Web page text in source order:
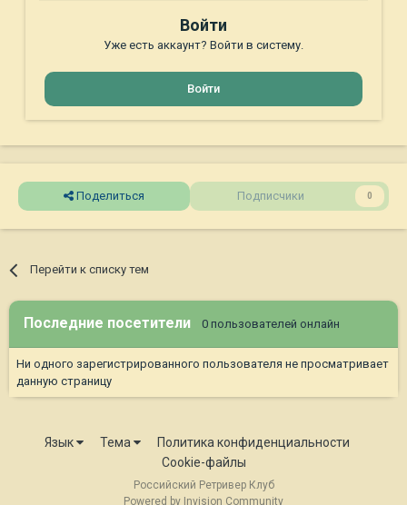
Войти
Уже есть аккаунт? Войти в систему.
Войти
Поделиться Подписчики 0
Перейти к списку тем
Последние посетители 0 пользователей онлайн
Ни одного зарегистрированного пользователя не просматривает
данную страницу
Язык Тема
Политика конфиденциальности
Cookie-файлы
Российский Ретривер Клуб
Powered by Invision Community